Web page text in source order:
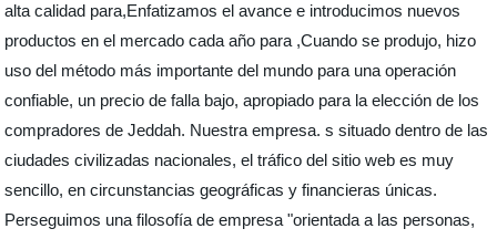
alta calidad para,Enfatizamos el avance e introducimos nuevos
productos en el mercado cada año para ,Cuando se produjo, hizo
uso del método más importante del mundo para una operación
confiable, un precio de falla bajo, apropiado para la elección de los
compradores de Jeddah. Nuestra empresa. s situado dentro de las
ciudades civilizadas nacionales, el tráfico del sitio web es muy
sencillo, en circunstancias geográficas y financieras únicas.
Perseguimos una filosofía de empresa "orientada a las personas,